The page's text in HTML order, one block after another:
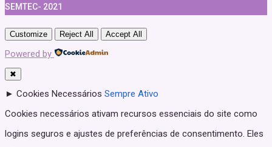
SEMTEC- 2021
Customize Reject All Accept All
Powered by
✖
► Cookies Necessários Sempre Ativo
Cookies necessários ativam recursos essenciais do site como
logins seguros e ajustes de preferências de consentimento. Eles